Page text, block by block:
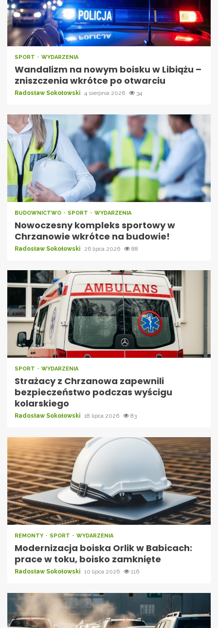
SPORT WYDARZENIA
Wandalizm na nowym boisku w Libiążu –
zniszczenia wkrótce po otwarciu
Radosław Sokołowski 4 sierpnia 2026 34
BUDOWNICTWO SPORT WYDARZENIA
Nowoczesny kompleks sportowy w
Chrzanowie wkrótce na budowie!
Radosław Sokołowski 26 lipca 2026 88
SPORT WYDARZENIA
Strażacy z Chrzanowa zapewnili
bezpieczeństwo podczas wyścigu
kolarskiego
Radosław Sokołowski 18 lipca 2026 83
REMONTY SPORT WYDARZENIA
Modernizacja boiska Orlik w Babicach:
prace w toku, boisko zamknięte
Radosław Sokołowski 10 lipca 2026 116